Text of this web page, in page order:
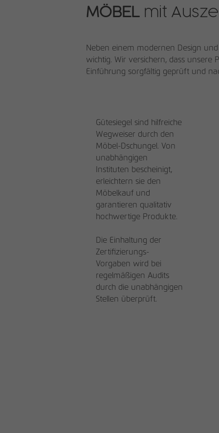
MÖBEL mit
Neben einem modernen Design
wichtig. Wir versichern, dass
Einführung sorgfältig geprüft und
Gütesiegel sind hilfreiche
Wegweiser durch den
Möbel-Dschungel. Von
unabhängigen
Instituten bescheinigt,
erleichtern sie den
Möbelkauf und
garantieren qualitativ
hochwertige Produkte.
Die Einhaltung der
Zertifizierungs-
Vorgaben wird bei
regelmäßigen Audits
durch die unabhängigen
Stellen überprüft.